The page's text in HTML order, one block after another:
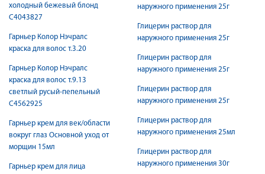
холодный бежевый блонд
С4043827
Гарньер Колор Нэчралс
краска для волос т.3.20
Гарньер Колор Нэчралс
краска для волос т.9.13
светлый русый-пепельный
С4562925
Гарньер крем для век/области
вокруг глаз Основной уход от
морщин 15мл
Гарньер крем для лица
наружного применения 25г
Глицерин раствор для
наружного применения 25г
Глицерин раствор для
наружного применения 25г
Глицерин раствор для
наружного применения 25г
Глицерин раствор для
наружного применения 25мл
Глицерин раствор для
наружного применения 30г